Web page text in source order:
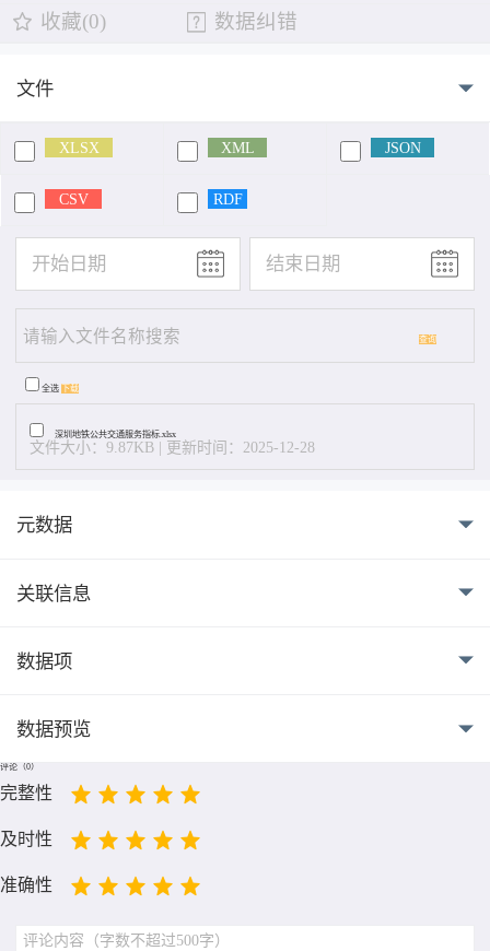
收藏(0) 数据纠错
文件
XLSX XML JSON
CSV RDF
查询
全选 下载
深圳地铁公共交通服务指标.xlsx
文件大小：9.87KB | 更新时间：2025-12-28
元数据
关联信息
数据项
数据预览
评论（0）
完整性
及时性
准确性